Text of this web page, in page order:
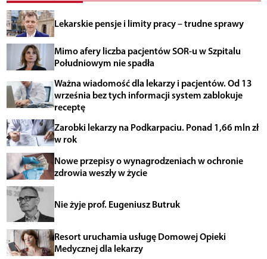
Lekarskie pensje i limity pracy – trudne sprawy
Mimo afery liczba pacjentów SOR-u w Szpitalu
Południowym nie spadła
Ważna wiadomość dla lekarzy i pacjentów. Od 13
września bez tych informacji system zablokuje
receptę
Zarobki lekarzy na Podkarpaciu. Ponad 1,66 mln zł
w rok
Nowe przepisy o wynagrodzeniach w ochronie
zdrowia weszły w życie
Nie żyje prof. Eugeniusz Butruk
Resort uruchamia usługę Domowej Opieki
Medycznej dla lekarzy